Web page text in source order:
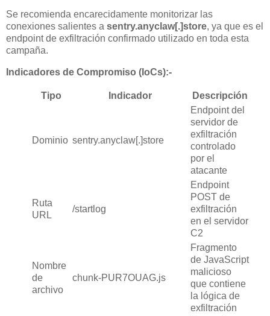
Se recomienda encarecidamente monitorizar las
conexiones salientes a sentry.anyclaw[.]store, ya que es el
endpoint de exfiltración confirmado utilizado en toda esta
campaña.
Indicadores de Compromiso (IoCs):-
Tipo Indicador Descripción
Dominio sentry.anyclaw[.]store
Endpoint del
servidor de
exfiltración
controlado
por el
atacante
Ruta
URL
/startlog
Endpoint
POST de
exfiltración
en el servidor
C2
Nombre
de
archivo
chunk-PUR7OUAG.js
Fragmento
de JavaScript
malicioso
que contiene
la lógica de
exfiltración